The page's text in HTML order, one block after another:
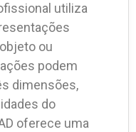
utiliza
ou
podem
dimensões,
do
oferece uma